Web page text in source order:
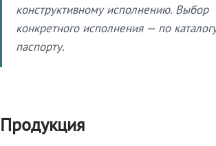
конструктивному исполнению. Выбор
конкретного исполнения — по
паспорту.
Продукция